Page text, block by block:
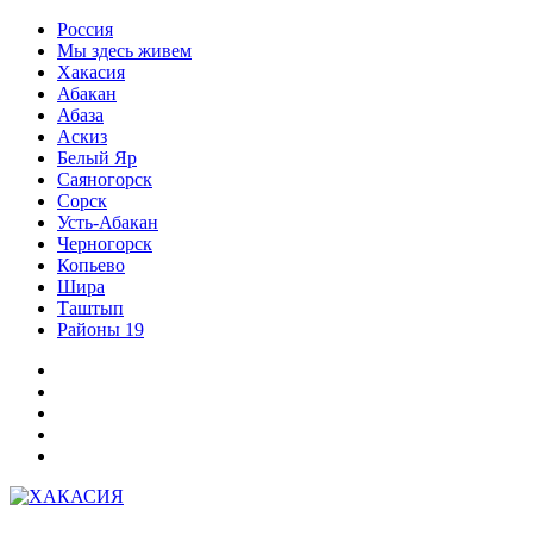
Перейти
содержимому
Россия
Мы здесь живем
Хакасия
Абакан
Абаза
Аскиз
Белый Яр
Саяногорск
Сорск
Усть-Абакан
Черногорск
Копьево
Шира
Таштып
Районы 19